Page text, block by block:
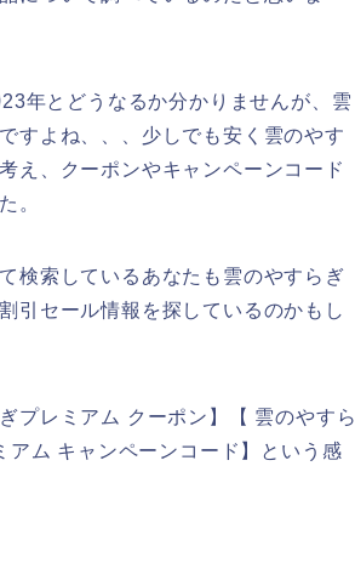
年とどうなるか分かりませんが、雲
すよね、、、少しでも安く雲のやす
え、クーポンやキャンペーンコード
。
検索しているあなたも雲のやすらぎ
引セール情報を探しているのかもし
プレミアム クーポン】【 雲のやすら
アム キャンペーンコード】という感